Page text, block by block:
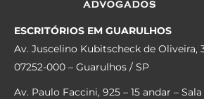
ESCRITÓRIOS EM GUARULHOS
Av. Juscelino Kubitscheck de Oliveira,
07252-000 – Guarulhos / SP
Av. Paulo Faccini, 925 – 15 andar – Sala